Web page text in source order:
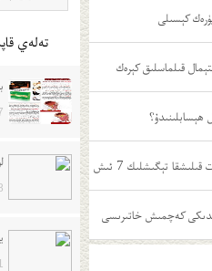
كېسىلى
قىلماسلىق كېرەك
ھېسابلىنىدۇ؟
تېگىشلىك 7 ئىش
كەچمىش خاتىرىسى
تەلەي